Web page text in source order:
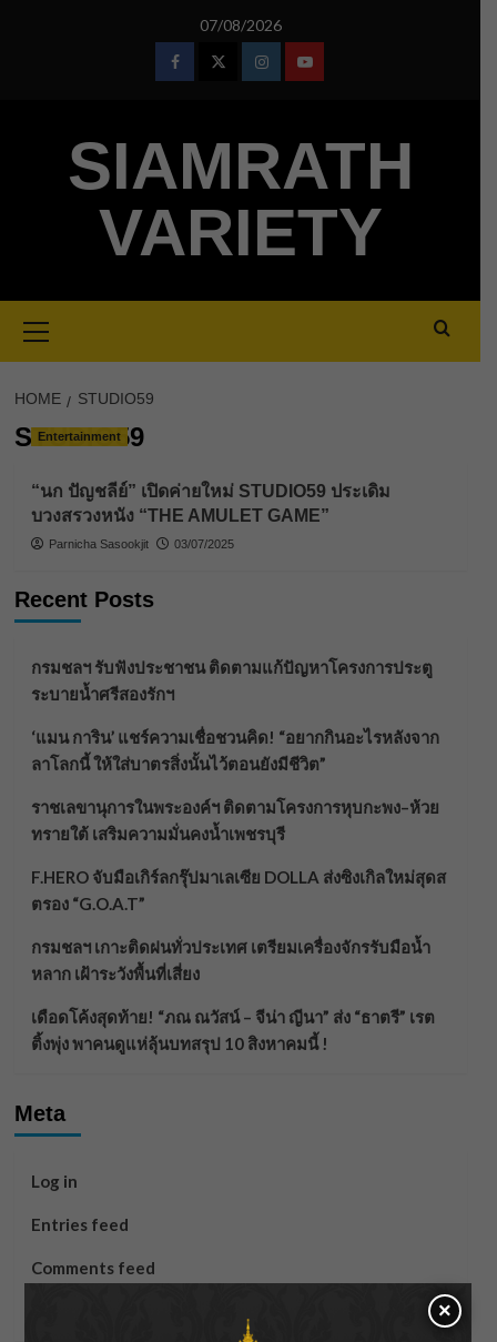
07/08/2026
FacebookTwitterInstagramYoutube
SIAMRATH
VARIETY
Menu
HOME STUDIO59
STUDIO59
Entertainment
“นก ปัญชลีย์” เปิดค่ายใหม่ STUDIO59 ประเดิม
บวงสรวงหนัง “THE AMULET GAME”
Parnicha Sasookjit 03/07/2025
Recent Posts
กรมชลฯ รับฟังประชาชน ติดตามแก้ปัญหาโครงการประตู
ระบายน้ำศรีสองรักฯ
‘แมน การิน’ แชร์ความเชื่อชวนคิด! “อยากกินอะไรหลังจาก
ลาโลกนี้ ให้ใส่บาตรสิ่งนั้นไว้ตอนยังมีชีวิต”
ราชเลขานุการในพระองค์ฯ ติดตามโครงการหุบกะพง–ห้วย
ทรายใต้ เสริมความมั่นคงน้ำเพชรบุรี
F.HERO จับมือเกิร์ลกรุ๊ปมาเลเซีย DOLLA ส่งซิงเกิลใหม่สุดส
ตรอง “G.O.A.T”
กรมชลฯ เกาะติดฝนทั่วประเทศ เตรียมเครื่องจักรรับมือน้ำ
หลาก เฝ้าระวังพื้นที่เสี่ยง
เดือดโค้งสุดท้าย! “ภณ ณวัสน์ – จีน่า ญีนา” ส่ง “ธาตรี” เรต
ติ้งพุ่ง พาคนดูแห่ลุ้นบทสรุป 10 สิงหาคมนี้ !
Meta
Log in
Entries feed
Comments feed
×